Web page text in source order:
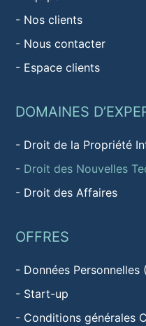
- Nos clients
- Nous contacter
- Espace clients
DOMAINES
- Droit de la Propriété
- Droit des Nouvelles
- Droit des Affaires
OFFRES
- Données Personnelles
- Start-up
- Conditions générales